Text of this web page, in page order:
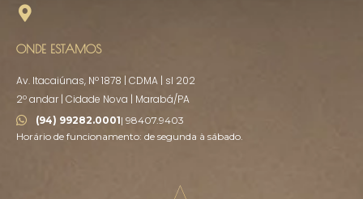
ONDE ESTAMOS
Av. Itacaiúnas, Nº 1878 | CDMA | sl 202
2º andar | Cidade Nova | Marabá/PA
(94) 99282.0001| 98407.9403
Horário de funcionamento: de segunda à sábado.